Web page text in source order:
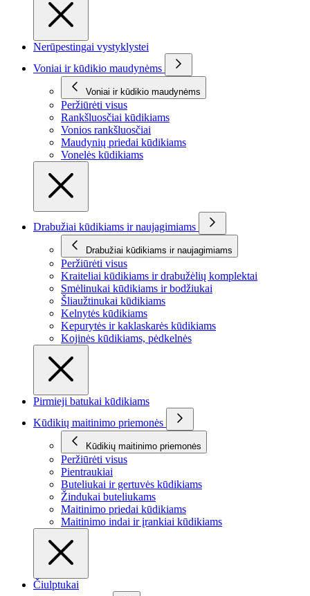
Nerūpestingai vystyklystei
Voniai ir kūdikio maudynėms
Voniai ir kūdikio maudynėms
Peržiūrėti visus
Rankšluosčiai kūdikiams
Vonios rankšluosčiai
Maudynių priedai kūdikiams
Vonelės kūdikiams
Drabužiai kūdikiams ir naujagimiams
Drabužiai kūdikiams ir naujagimiams
Peržiūrėti visus
Kraiteliai kūdikiams ir drabužėlių komplektai
Smėlinukai kūdikiams ir bodžiukai
Šliaužtinukai kūdikiams
Kelnytės kūdikiams
Kepurytės ir kaklaskarės kūdikiams
Kojinės kūdikiams, pėdkelnės
Pirmieji batukai kūdikiams
Kūdikių maitinimo priemonės
Kūdikių maitinimo priemonės
Peržiūrėti visus
Pientraukiai
Buteliukai ir gertuvės kūdikiams
Žindukai buteliukams
Maitinimo priedai kūdikiams
Maitinimo indai ir įrankiai kūdikiams
Čiulptukai